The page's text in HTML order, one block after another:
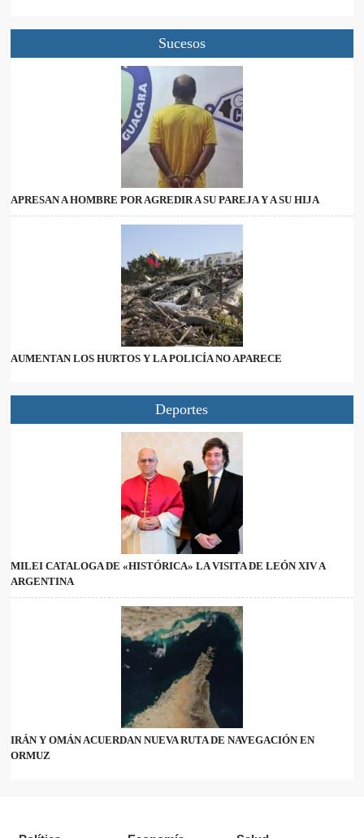
Sucesos
APRESAN A HOMBRE POR AGREDIR A SU PAREJA Y A SU HIJA
AUMENTAN LOS HURTOS Y LA POLICÍA NO APARECE
Deportes
MILEI CATALOGA DE «HISTÓRICA» LA VISITA DE LEÓN XIV A
ARGENTINA
IRÁN Y OMÁN ACUERDAN NUEVA RUTA DE NAVEGACIÓN EN
ORMUZ